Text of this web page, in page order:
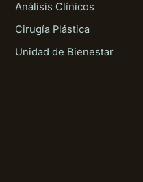
Análisis Clínicos
Cirugía Plástica
Unidad de Bienestar